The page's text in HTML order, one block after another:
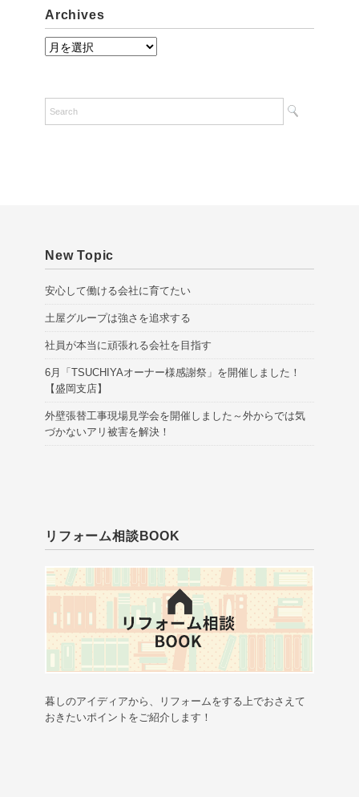
Archives
i
New Topic
安心して働ける会社に育てたい
土屋グループは強さを追求する
社員が本当に頑張れる会社を目指す
6月「TSUCHIYAオーナー様感謝祭」を開催しました！
【盛岡支店】
外壁張替工事現場見学会を開催しました～外からでは気
づかないアリ被害を解決！
リフォーム相談BOOK
暮しのアイディアから、リフォームをする上でおさえて
おきたいポイントをご紹介します！